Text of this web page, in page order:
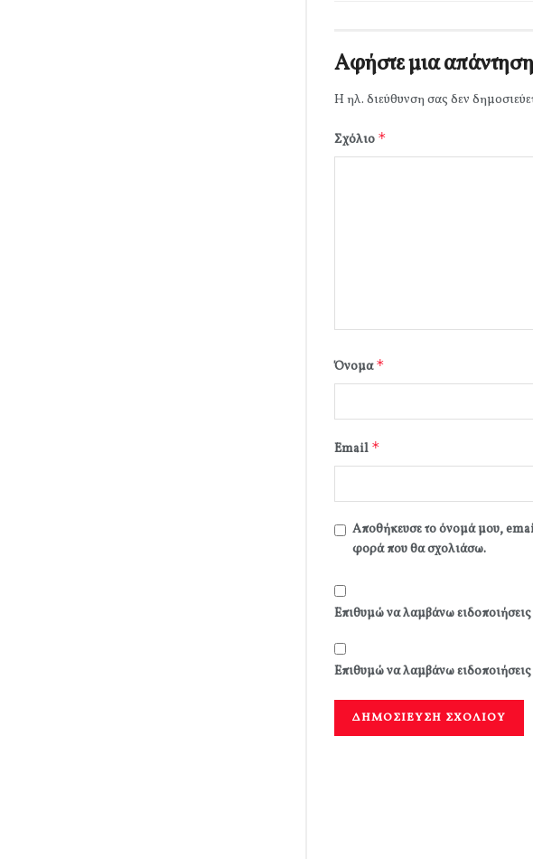
Αφήστε μια απάντηση
Η ηλ. διεύθυνση σας δεν
Σχόλιο *
Όνομα*
Email *
Αποθήκευσε το όνομά μου,
φορά που θα σχολιάσω.
Επιθυμώ να λαμβάνω
Επιθυμώ να λαμβάνω